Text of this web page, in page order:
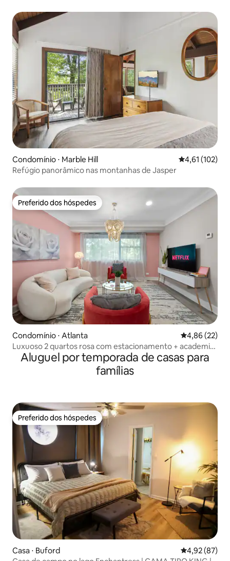
Condomínio ⋅ Marble Hill 4,61 de uma
4,61 (102)
Refúgio panorâmico nas montanhas de Jasper
Preferido dos hóspedes
Preferido dos hóspedes
Condomínio ⋅ Atlanta 4,86 de uma
4,86 (22)
Luxuoso 2 quartos rosa com estacionamento + academia
perto do Lenox Mall
Aluguel por temporada de casas para
famílias
Preferido dos hóspedes
Preferido dos hóspedes
Casa ⋅ Buford 4,92 de uma
4,92 (87)